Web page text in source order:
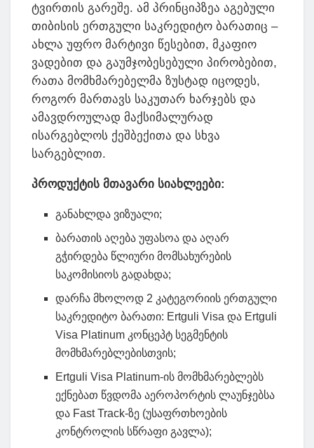
ტვირთის გარეშე. ამ პრინციპზეა აგებული
თიბისის ერთგული საკრედიტო ბარათიც –
ახლა უფრო მარტივი წესებით, მკაფიო
ვადებით და გაუმჯობესებული პირობებით,
რათა მომხმარებელმა ზუსტად იცოდეს,
როგორ მართავს საკუთარ ხარჯებს და
ამავდროულად მაქსიმალურად
ისარგებლოს ქეშბექითა და სხვა
სარგებლით.
პროდუქტის მთავარი სიახლეები:
განახლდა ვიზუალი;
ბარათის აღება უფასოა და აღარ
გჭირდება წლიური მომსახურების
საკომისიოს გადახდა;
დარჩა მხოლოდ 2 კატეგორიის ერთგული
საკრედიტო ბარათი: Ertguli Visa და Ertguli
Visa Platinum კონცეპტ სეგმენტის
მომხმარებლებისთვის;
Ertguli Visa Platinum-ის მომხმარებლებს
ექნებათ წვდომა აეროპორტის ლაუნჯებსა
და Fast Track-ზე (უსაფრთხოების
კონტროლის სწრაფი გავლა);